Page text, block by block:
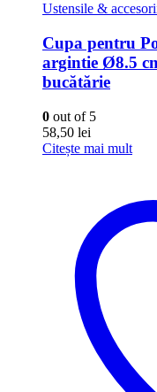
Ustensile &
Cupa pentru
argintie Ø8.5
bucătărie
0 out of 5
58,50 lei
Citește mai mult